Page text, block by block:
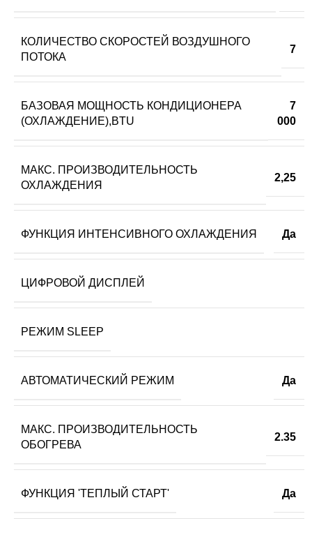
КОЛИЧЕСТВО СКОРОСТЕЙ ВОЗДУШНОГО
ПОТОКА
7
БАЗОВАЯ МОЩНОСТЬ КОНДИЦИОНЕРА
(ОХЛАЖДЕНИЕ),BTU
7
000
МАКС. ПРОИЗВОДИТЕЛЬНОСТЬ
ОХЛАЖДЕНИЯ
2,25
ФУНКЦИЯ ИНТЕНСИВНОГО ОХЛАЖДЕНИЯ Да
ЦИФРОВОЙ ДИСПЛЕЙ
РЕЖИМ SLEEP
АВТОМАТИЧЕСКИЙ РЕЖИМ Да
МАКС. ПРОИЗВОДИТЕЛЬНОСТЬ
ОБОГРЕВА
2.35
ФУНКЦИЯ 'ТЕПЛЫЙ СТАРТ' Да